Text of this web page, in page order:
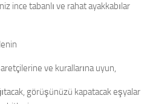
tabanlı ve rahat ayakkabılar
ve kurallarına uyun,
görüşünüzü kapatacak eşyalar